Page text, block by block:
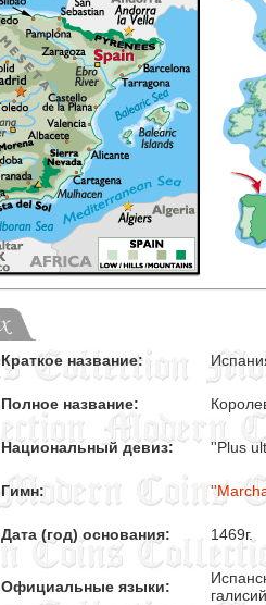
Краткое название:
Полное название:
Национальный девиз: ''Plus
Гимн:
Дата (год) основания: 1469г.
Официальные языки: